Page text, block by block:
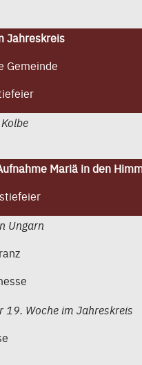
Jahreskreis
Gemeinde
Mariä in den
Ungarn
19. Woche im Jahreskreis